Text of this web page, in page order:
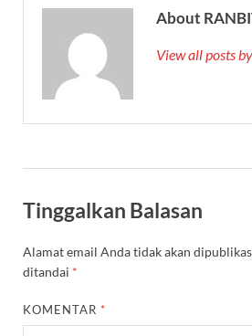
About
View all posts
Tinggalkan Balasan
Alamat email Anda tidak akan
ditandai *
KOMENTAR *